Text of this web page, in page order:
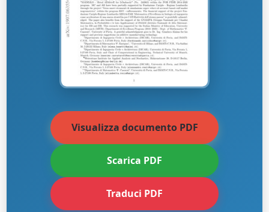
Visualizza documento PDF
Scarica PDF
Traduci PDF